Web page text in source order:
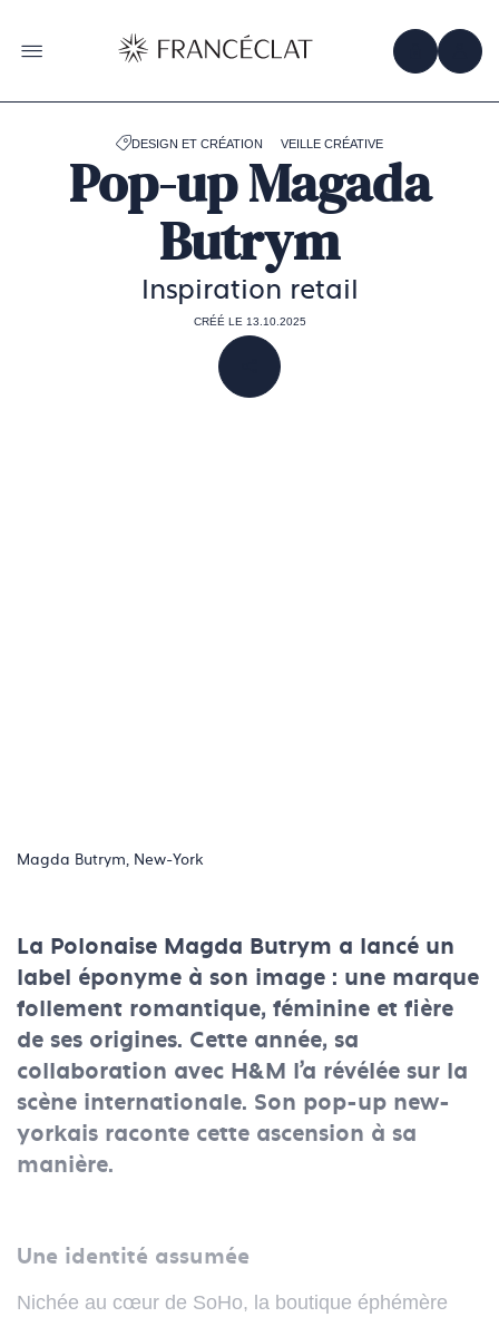
la
page
de
OBTENIR
DESIGN ET CRÉATION VEILLE CRÉATIVE
Pop-up Magada
Butrym
Inspiration retail
CRÉÉ LE 13.10.2025
PARTAGER
Magda Butrym, New-York
La Polonaise Magda Butrym a lancé un
label éponyme à son image : une marque
follement romantique, féminine et fière
de ses origines. Cette année, sa
collaboration avec H&M l’a révélée sur la
scène internationale. Son pop-up new-
yorkais raconte cette ascension à sa
manière.
Une identité assumée
Nichée au cœur de SoHo, la boutique éphémère